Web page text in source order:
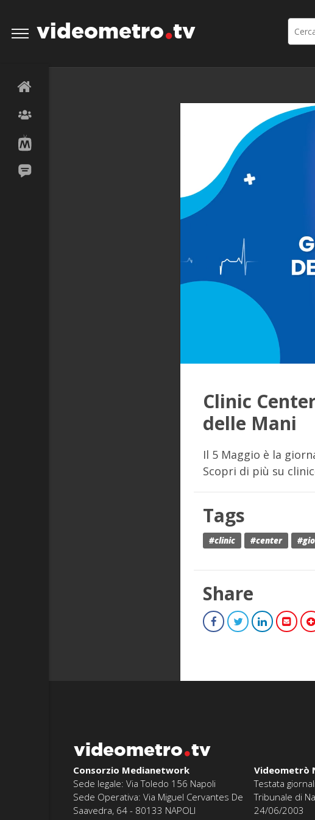
videometro tv
Clinic
delle Mani
Il 5 Maggio è la
Scopri di più su
Tags
#clinic #center
Share
videometro tv
Consorzio Medianetwork
Sede legale: Via Toledo 156 Napoli
Sede Operativa: Via Miguel Cervantes De
Saavedra, 64 - 80133 NAPOLI
Videometrò
Testata
Tribunale di
24/06/2003